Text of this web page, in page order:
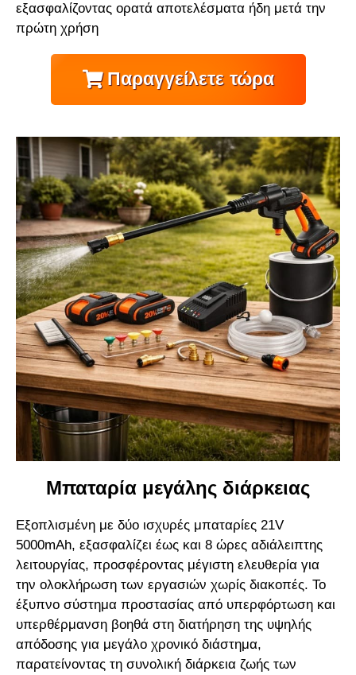
εξασφαλίζοντας ορατά αποτελέσματα ήδη μετά την
πρώτη χρήση
Παραγγείλετε τώρα
Μπαταρία μεγάλης διάρκειας
Εξοπλισμένη με δύο ισχυρές μπαταρίες 21V
5000mAh, εξασφαλίζει έως και 8 ώρες αδιάλειπτης
λειτουργίας, προσφέροντας μέγιστη ελευθερία για
την ολοκλήρωση των εργασιών χωρίς διακοπές. Το
έξυπνο σύστημα προστασίας από υπερφόρτωση και
υπερθέρμανση βοηθά στη διατήρηση της υψηλής
απόδοσης για μεγάλο χρονικό διάστημα,
παρατείνοντας τη συνολική διάρκεια ζωής των